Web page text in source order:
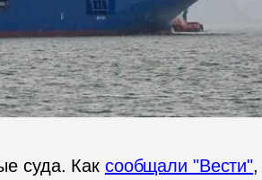
суда. Как сообщали "Вести",